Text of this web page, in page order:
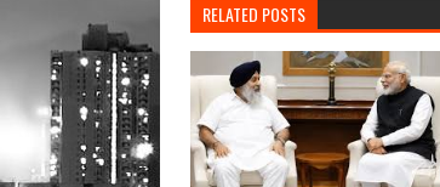
RELATED POSTS